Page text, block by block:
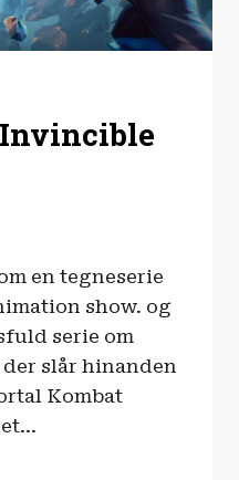
en tegneserie
show. og
serie om
slår hinanden
Kombat